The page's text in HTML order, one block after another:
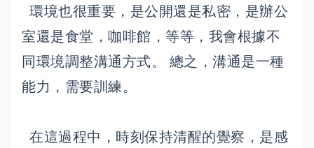
環境也很重要，是公開還是私密，是辦公
室還是食堂，咖啡館，等等，我會根據不
同環境調整溝通方式。 總之，溝通是一種
能力，需要訓練。
在這過程中，時刻保持清醒的覺察，是感